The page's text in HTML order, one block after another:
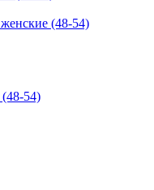
(48-54)
54)